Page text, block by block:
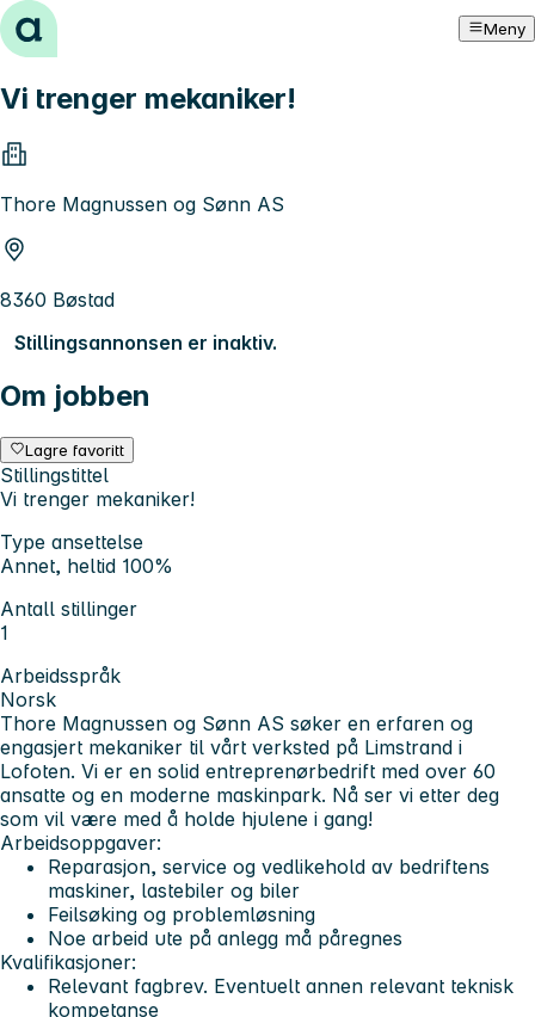
Hopp til innhold Meny
Vi trenger mekaniker!
Thore Magnussen og Sønn AS
8360 Bøstad
Stillingsannonsen er inaktiv.
Om jobben
Lagre favoritt
Stillingstittel
Vi trenger mekaniker!
Type ansettelse
Annet, heltid 100%
Antall stillinger
1
Arbeidsspråk
Norsk
Thore Magnussen og Sønn AS søker en erfaren og
engasjert mekaniker til vårt verksted på Limstrand i
Lofoten. Vi er en solid entreprenørbedrift med over 60
ansatte og en moderne maskinpark. Nå ser vi etter deg
som vil være med å holde hjulene i gang!
Arbeidsoppgaver:
Reparasjon, service og vedlikehold av bedriftens
maskiner, lastebiler og biler
Feilsøking og problemløsning
Noe arbeid ute på anlegg må påregnes
Kvalifikasjoner:
Relevant fagbrev. Eventuelt annen relevant teknisk
kompetanse